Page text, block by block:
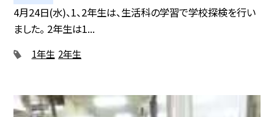
4月24日(水)、1、2年生は、生活科の学習で学校探検を行い
ました。 2年生は1...
1年生 2年生